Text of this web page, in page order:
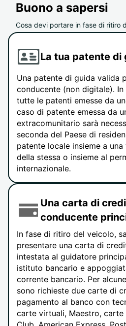
Buono a sapersi
Cosa devi portare in fase di ritiro
La tua patente di
Una patente di guida valida
conducente (non digitale).
tutte le patenti emesse da
caso di patente emessa da
extracomunitario sarà
seconda del Paese di
patente locale insieme a
della stessa o insieme al
internazionale.
Una carta di
conducente
In fase di ritiro del veicolo,
presentare una carta di
intestata al guidatore
istituto bancario e
corrente bancario. Per
sono richieste due carte di
pagamento al banco con
carte virtuali, Maestro, carte